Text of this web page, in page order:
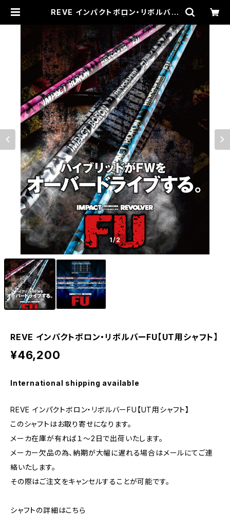
REVE インパクトボロン・リボルバー
1/2
REVE インパクトボロン・リボルバーFU【UT用シャフト】
¥46,200
International shipping available
REVE インパクトボロン・リボルバーFU【UT用シャフト】
このシャフトはお取り寄せになります。
メーカ在庫が有れば１～2日で出荷いたします。
メーカー欠品の為、納期が大幅に遅れる場合はメールにてご連
絡いたします。
その際はご注文をキャンセルすることが可能です。
シャフトの詳細はこちら